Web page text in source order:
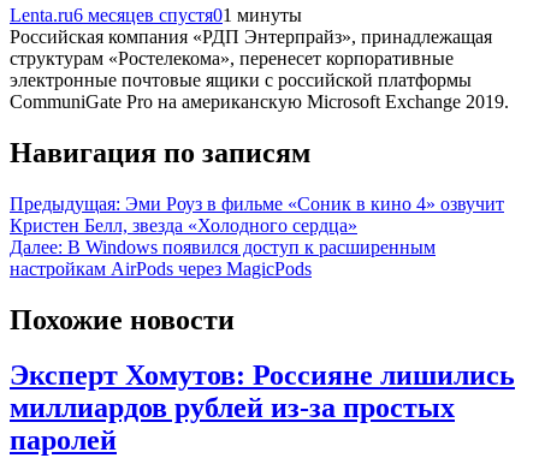
Lenta.ru6 месяцев спустя01 минуты
Российская компания «РДП Энтерпрайз», принадлежащая
структурам «Ростелекома», перенесет корпоративные
электронные почтовые ящики с российской платформы
CommuniGate Pro на американскую Microsoft Exchange 2019.
Навигация по записям
Предыдущая: Эми Роуз в фильме «Соник в кино 4» озвучит
Кристен Белл, звезда «Холодного сердца»
Далее: В Windows появился доступ к расширенным
настройкам AirPods через MagicPods
Похожие новости
Эксперт Хомутов: Россияне лишились
миллиардов рублей из-за простых
паролей